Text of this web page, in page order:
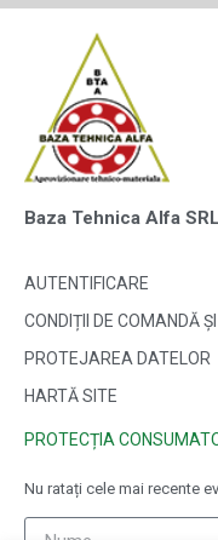
Baza Tehnica Alfa SRL
AUTENTIFICARE
CONDIȚII DE COMANDĂ
PROTEJAREA DATELOR
HARTĂ SITE
PROTECȚIA
Nu ratați cele mai recente